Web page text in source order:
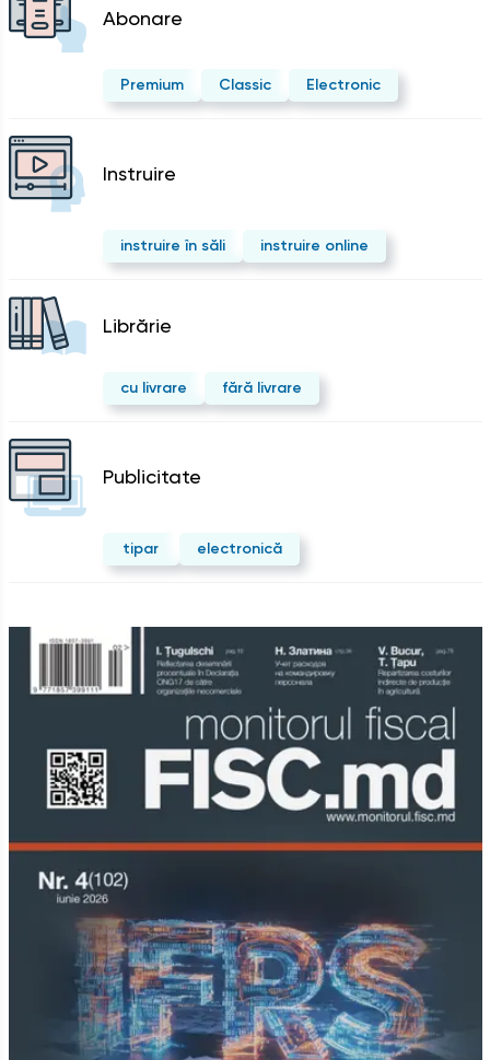
Abonare
Premium Classic Electronic
Instruire
instruire în săli instruire online
Librărie
cu livrare fără livrare
Publicitate
tipar electronică